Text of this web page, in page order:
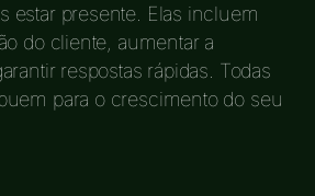
estar presente. Elas incluem
do cliente, aumentar a
respostas rápidas. Todas
para o crescimento do seu